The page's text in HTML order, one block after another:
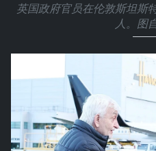
英国政府官员在伦敦斯坦斯
人。图